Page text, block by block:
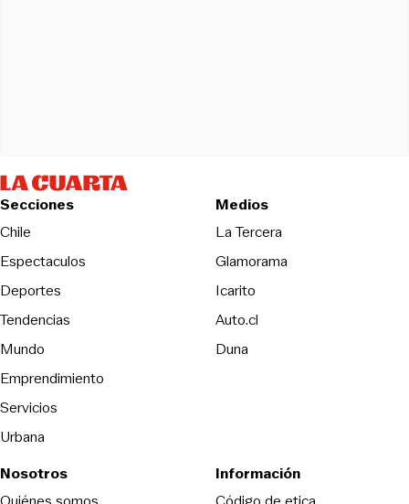
Secciones
Chile
Espectaculos
Deportes
Tendencias
Mundo
Emprendimiento
Servicios
Urbana
Medios
La TerceraOpens in new
Glamorama
Icarito
Auto.cl
DunaOpens in new window
Nosotros
Información